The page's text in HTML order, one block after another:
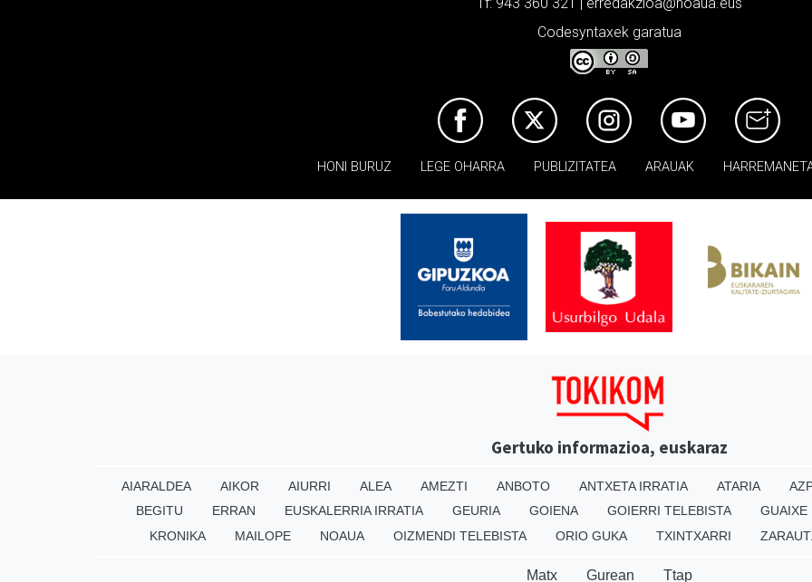
Codesyntaxek garatua
HONI BURUZ LEGE OHARRA PUBLIZITATEA ARAUAK
Gertuko informazioa, euskaraz
AIARALDEA AIKOR AIURRI ALEA AMEZTI ANBOTO ANTXETA IRRATIA ATARIA
BEGITU
ERRAN EUSKALERRIA IRRATIA GEURIA GOIENA GOIERRI TELEBISTA GUAIXE
KRONIKA
MAILOPE NOAUA OIZMENDI TELEBISTA ORIO GUKA TXINTXARRI
Matx Gurean Ttap